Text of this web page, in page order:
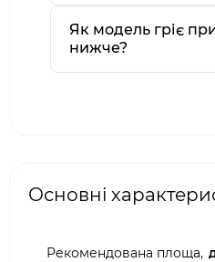
Як модель гріє
нижче?
Основні
Рекомендована площа,